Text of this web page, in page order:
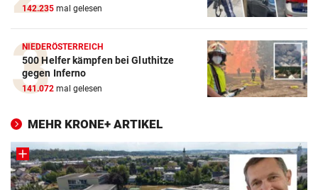
142.235 mal gelesen
NIEDERÖSTERREICH
500 Helfer kämpfen bei Gluthitze
gegen Inferno
141.072 mal gelesen
MEHR KRONE+ ARTIKEL